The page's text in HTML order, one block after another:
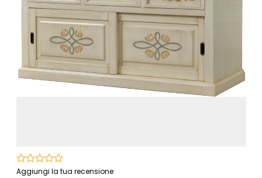
Aggiungi la tua recensione